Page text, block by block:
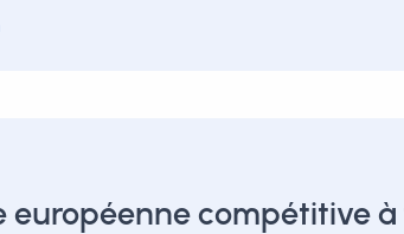
européenne compétitive